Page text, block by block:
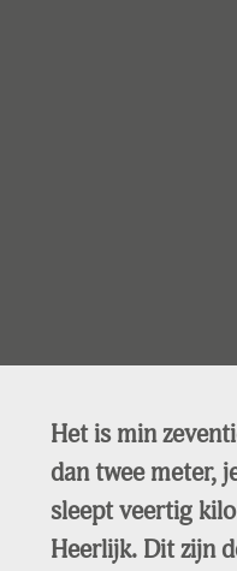
Het is min
dan twee meter,
sleept veertig
Heerlijk. Dit zijn